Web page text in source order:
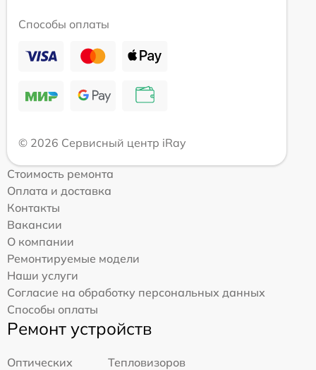
Способы оплаты
© 2026 Сервисный центр iRay
Стоимость ремонта
Оплата и доставка
Контакты
Вакансии
О компании
Ремонтируемые модели
Наши услуги
Согласие на обработку персональных данных
Способы оплаты
Ремонт устройств
Оптических
Тепловизоров